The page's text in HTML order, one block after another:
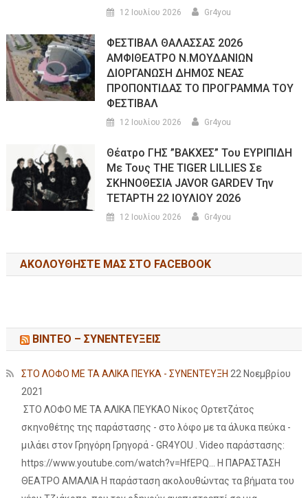
12 Ιουλίου 2026 Gr4you
ΦΕΣΤΙΒΑΛ ΘΑΛΑΣΣΑΣ 2026
ΑΜΦΙΘΕΑΤΡΟ Ν.ΜΟΥΔΑΝΙΩΝ
ΔΙΟΡΓΑΝΩΣΗ ΔΗΜΟΣ ΝΕΑΣ
ΠΡΟΠΟΝΤΙΔΑΣ ΤΟ ΠΡΟΓΡΑΜΜΑ ΤΟΥ
ΦΕΣΤΙΒΑΛ
12 Ιουλίου 2026 Gr4you
Θέατρο ΓΗΣ ”ΒΑΚΧΕΣ” Του ΕΥΡΙΠΙΔΗ
Με Τους THE TIGER LILLIES Σε
ΣΚΗΝΟΘΕΣΙΑ JAVOR GARDEV Την
ΤΕΤΑΡΤΗ 22 ΙΟΥΛΙΟΥ 2026
12 Ιουλίου 2026 Gr4you
ΑΚΟΛΟΥΘΉΣΤΕ ΜΑΣ ΣΤΟ FACEBOOK
ΒΙΝΤΕΟ – ΣΥΝΕΝΤΕΥΞΕΙΣ
ΣΤΟ ΛΟΦΟ ΜΕ ΤΑ ΑΛΙΚΑ ΠΕΥΚΑ - ΣΥΝΕΝΤΕΥΞΗ 22 Νοεμβρίου
2021
ΣΤΟ ΛΟΦΟ ΜΕ ΤΑ ΑΛΙΚΑ ΠΕΥΚΑΟ Νίκος Ορτετζάτος
σκηνοθέτης της παράστασης - στο λόφο με τα άλυκα πεύκα -
μιλάει στον Γρηγόρη Γρηγορά - GR4YOU . Video παράστασης:
https://www.youtube.com/watch?v=HfEPQ... Η ΠΑΡΑΣΤΑΣΗ
ΘΕΑΤΡΟ ΑΜΑΛΙΑ Η παράσταση ακολουθώντας τα βήματα του